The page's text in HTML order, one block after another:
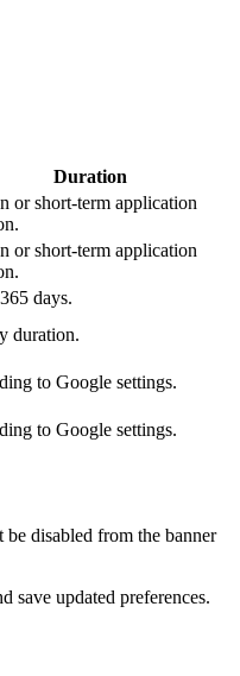
Duration
or short-term application
or short-term application
days.
duration.
to Google settings.
to Google settings.
disabled from the banner
save updated preferences.